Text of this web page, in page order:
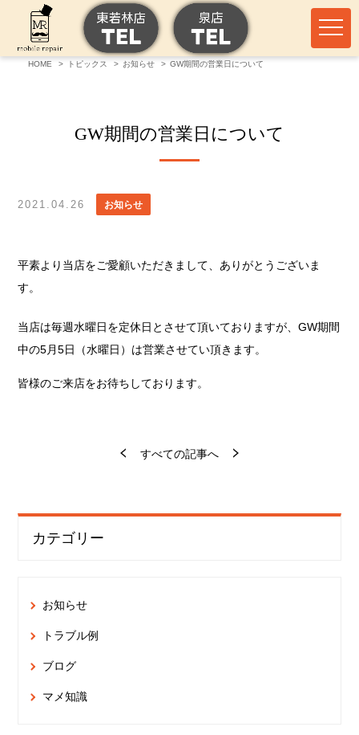
HOME トピックス お知らせ GW期間の営業日について
GW期間の営業日について
2021.04.26 お知らせ
平素より当店をご愛顧いただきまして、ありがとうございま
す。
当店は毎週水曜日を定休日とさせて頂いておりますが、GW期間
中の5月5日（水曜日）は営業させてい頂きます。
皆様のご来店をお待ちしております。
すべての記事へ
カテゴリー
お知らせ
トラブル例
ブログ
マメ知識